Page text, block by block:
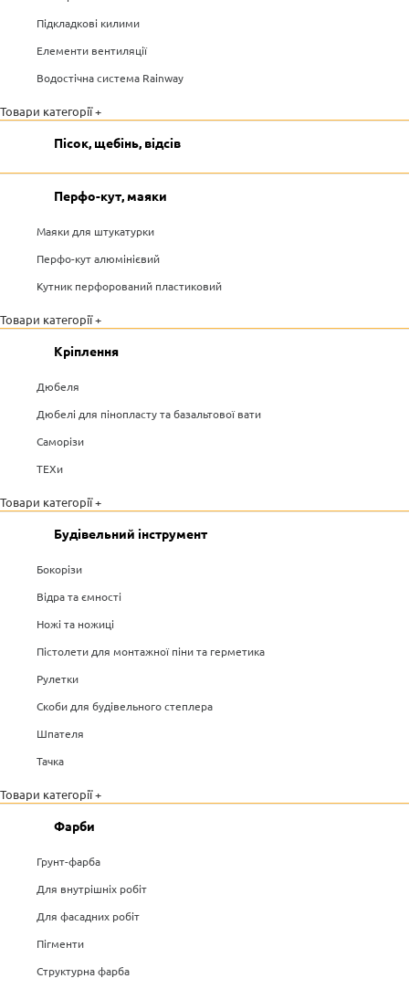
Підкладкові килими
Елементи вентиляції
Водостічна система Rainway
Товари категорії +
Пісок, щебінь, відсів
Перфо-кут, маяки
Маяки для штукатурки
Перфо-кут алюмінієвий
Кутник перфорований пластиковий
Товари категорії +
Кріплення
Дюбеля
Дюбелі для пінопласту та базальтової вати
Саморізи
ТЕХи
Товари категорії +
Будівельний інструмент
Бокорізи
Відра та ємності
Ножі та ножиці
Пістолети для монтажної піни та герметика
Рулетки
Скоби для будівельного степлера
Шпателя
Тачка
Товари категорії +
Фарби
Грунт-фарба
Для внутрішніх робіт
Для фасадних робіт
Пігменти
Структурна фарба